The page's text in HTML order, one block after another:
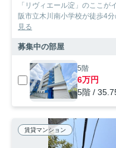
「リヴィエール淀」のここ
阪市立木川南小学校が徒歩4
見る
募集中の部屋
5階
6万円
5階 /
賃貸マンション